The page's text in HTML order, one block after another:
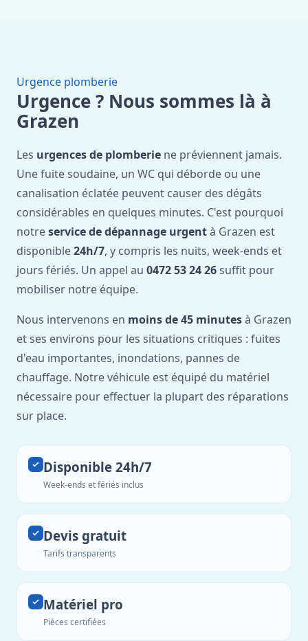
Urgence plomberie
Urgence ? Nous sommes là à
Grazen
Les urgences de plomberie ne préviennent jamais.
Une fuite soudaine, un WC qui déborde ou une
canalisation éclatée peuvent causer des dégâts
considérables en quelques minutes. C'est pourquoi
notreservice de dépannage urgentà Grazen est
disponible24h/7, y compris les nuits, week-ends et
jours fériés. Un appel au 0472 53 24 26 suffit pour
mobiliser notre équipe.
Nous intervenons en moins de 45 minutesà Grazen
et ses environs pour les situations critiques : fuites
d'eau importantes, inondations, pannes de
chauffage. Notre véhicule est équipé du matériel
nécessaire pour effectuer la plupart des réparations
sur place.
Disponible 24h/7
Week-ends et fériés inclus
Devis gratuit
Tarifs transparents
Matériel pro
Pièces certifiées